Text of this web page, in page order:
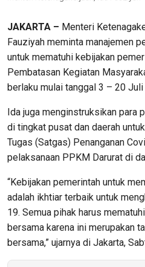
JAKARTA – Menteri
Fauziyah meminta manajemen
untuk mematuhi kebijakan
Pembatasan Kegiatan
berlaku mulai tanggal 3 – 20
Ida juga menginstruksikan para
di tingkat pusat dan daerah
Tugas (Satgas) Penanganan
pelaksanaan PPKM Darurat di
“Kebijakan pemerintah untuk
adalah ikhtiar terbaik untuk
19. Semua pihak harus
bersama karena ini merupakan
bersama,” ujarnya di Jakarta,